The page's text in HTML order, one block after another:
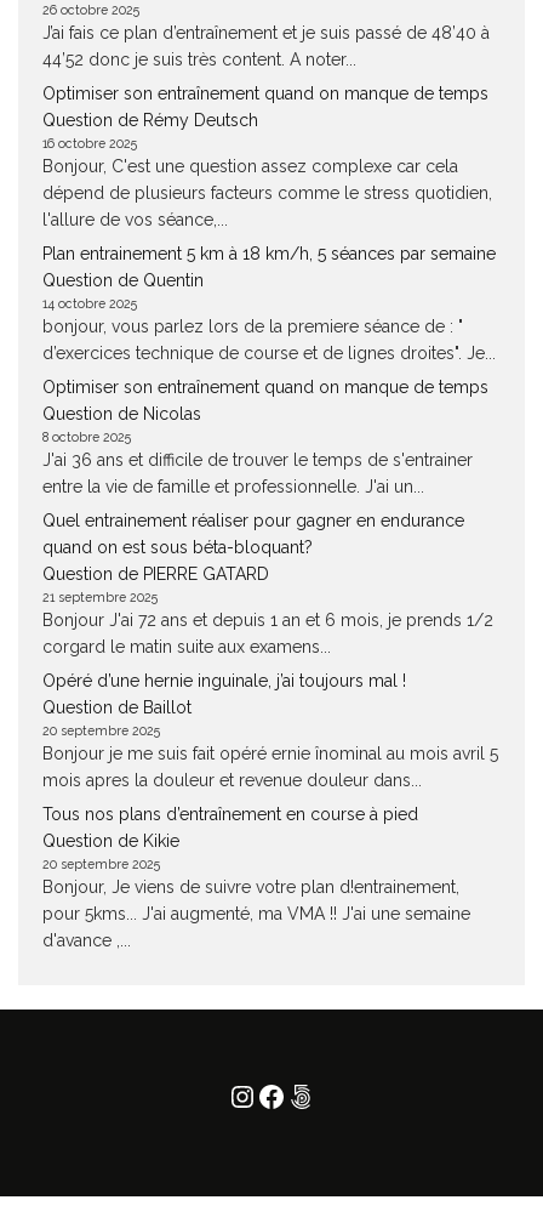
26 octobre 2025
J’ai fais ce plan d’entraînement et je suis passé de 48’40 à
44’52 donc je suis très content. A noter...
Optimiser son entraînement quand on manque de temps
Question de Rémy Deutsch
16 octobre 2025
Bonjour, C'est une question assez complexe car cela
dépend de plusieurs facteurs comme le stress quotidien,
l'allure de vos séance,...
Plan entrainement 5 km à 18 km/h, 5 séances par semaine
Question de Quentin
14 octobre 2025
bonjour, vous parlez lors de la premiere séance de : "
d’exercices technique de course et de lignes droites". Je...
Optimiser son entraînement quand on manque de temps
Question de Nicolas
8 octobre 2025
J'ai 36 ans et difficile de trouver le temps de s'entrainer
entre la vie de famille et professionnelle. J'ai un...
Quel entrainement réaliser pour gagner en endurance
quand on est sous béta-bloquant?
Question de PIERRE GATARD
21 septembre 2025
Bonjour J'ai 72 ans et depuis 1 an et 6 mois, je prends 1/2
corgard le matin suite aux examens...
Opéré d’une hernie inguinale, j’ai toujours mal !
Question de Baillot
20 septembre 2025
Bonjour je me suis fait opéré ernie înominal au mois avril 5
mois apres la douleur et revenue douleur dans...
Tous nos plans d’entraînement en course à pied
Question de Kikie
20 septembre 2025
Bonjour, Je viens de suivre votre plan d!entrainement,
pour 5kms... J'ai augmenté, ma VMA !! J'ai une semaine
d'avance ,...
Instagram
Facebook
500px